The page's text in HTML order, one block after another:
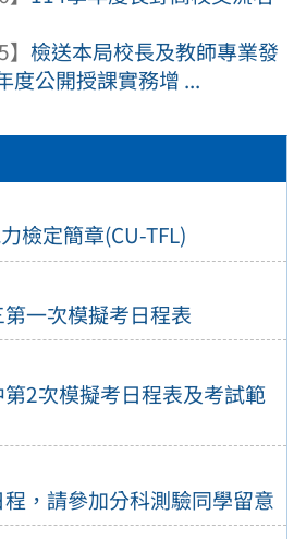
檢定簡章(CU-TFL)
一次模擬考日程表
2次模擬考日程表及考試範
，請參加分科測驗同學留意
檢送本局校長及教師專業發
度公開授課實務增 ...